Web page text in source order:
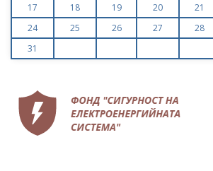
17
18 19 20 21
24
25 26 27 28
31